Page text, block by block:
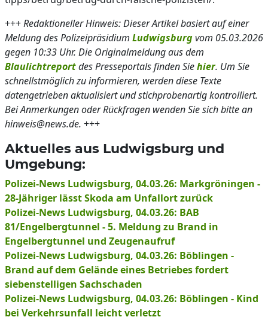
+++Redaktioneller Hinweis: Dieser Artikel basiert auf einer
Meldung des Polizeipräsidium Ludwigsburgvom 05.03.2026
gegen 10:33 Uhr. Die Originalmeldung aus dem
Blaulichtreportdes Presseportals finden Siehier. Um Sie
schnellstmöglich zu informieren, werden diese Texte
datengetrieben aktualisiert und stichprobenartig kontrolliert.
Bei Anmerkungen oder Rückfragen wenden Sie sich bitte an
hinweis@news.de. +++
Aktuelles aus Ludwigsburg und
Umgebung:
Polizei-News Ludwigsburg, 04.03.26: Markgröningen -
28-Jähriger lässt Skoda am Unfallort zurück
Polizei-News Ludwigsburg, 04.03.26: BAB
81/Engelbergtunnel - 5. Meldung zu Brand in
Engelbergtunnel und Zeugenaufruf
Polizei-News Ludwigsburg, 04.03.26: Böblingen -
Brand auf dem Gelände eines Betriebes fordert
siebenstelligen Sachschaden
Polizei-News Ludwigsburg, 04.03.26: Böblingen - Kind
bei Verkehrsunfall leicht verletzt